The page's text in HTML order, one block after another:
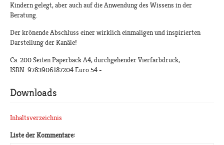
Kindern gelegt, aber auch auf die Anwendung des Wissens in der
Beratung.
Der krönende Abschluss einer wirklich einmaligen und inspirierten
Darstellung der Kanäle!
Ca. 200 Seiten Paperback A4, durchgehender Vierfarbdruck,
ISBN: 9783906187204 Euro 54.-
Downloads
Inhaltsverzeichnis
Liste der Kommentare: